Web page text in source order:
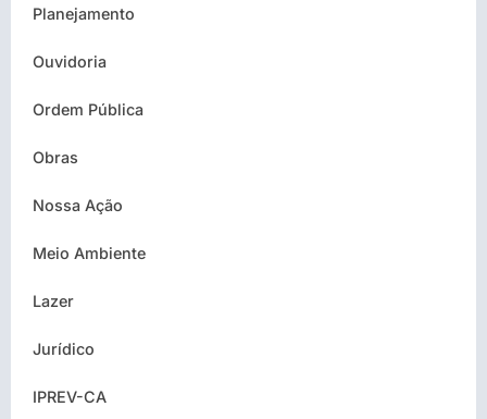
Planejamento
Ouvidoria
Ordem Pública
Obras
Nossa Ação
Meio Ambiente
Lazer
Jurídico
IPREV-CA